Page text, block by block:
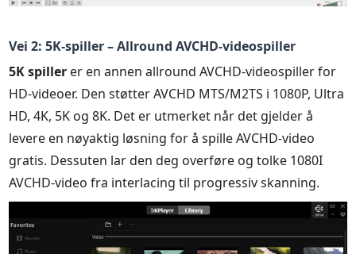
Vei 2: 5K-spiller – Allround AVCHD-videospiller
5K spiller er en annen allround AVCHD-videospiller for
HD-videoer. Den støtter AVCHD MTS/M2TS i 1080P, Ultra
HD, 4K, 5K og 8K. Det er utmerket når det gjelder å
levere en nøyaktig løsning for å spille AVCHD-video
gratis. Dessuten lar den deg overføre og tolke 1080I
AVCHD-video fra interlacing til progressiv skanning.